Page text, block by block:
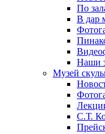
По
В дар
Наши
Музей
С.Т.